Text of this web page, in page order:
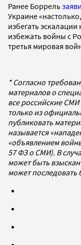
Ранее Боррель
Украине
избегать
избежать войны с
третья мировая
* Согласно
материалов о
все российские
только из
публиковать
называется
«объявлением
57 ФЗ о СМИ). В
может быть
может последовать